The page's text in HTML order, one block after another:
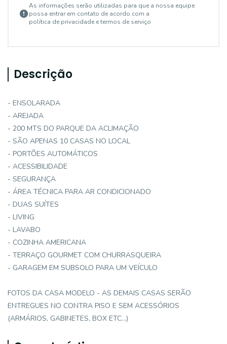
As informações serão utilizadas para que a nossa equipe
possa entrar em contato de acordo com a
política de privacidade e termos de serviço
Descrição
- ENSOLARADA
- AREJADA
- 200 MTS DO PARQUE DA ACLIMAÇÃO
- SÃO APENAS 10 CASAS NO LOCAL
- PORTÕES AUTOMÁTICOS
- ACESSIBILIDADE
- SEGURANÇA
- ÁREA TÉCNICA PARA AR CONDICIONADO
- DUAS SUÍTES
- LIVING
- LAVABO
- COZINHA AMERICANA
- TERRAÇO GOURMET COM CHURRASQUEIRA
- GARAGEM EM SUBSOLO PARA UM VEÍCULO
FOTOS DA CASA MODELO - AS DEMAIS CASAS SERÃO
ENTREGUES NO CONTRA PISO E SEM ACESSÓRIOS
(ARMÁRIOS, GABINETES, BOX ETC...)